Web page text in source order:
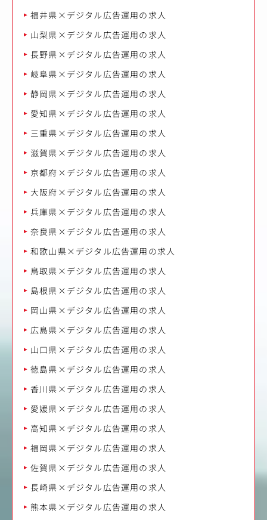
福井県×デジタル広告運用の求人
山梨県×デジタル広告運用の求人
長野県×デジタル広告運用の求人
岐阜県×デジタル広告運用の求人
静岡県×デジタル広告運用の求人
愛知県×デジタル広告運用の求人
三重県×デジタル広告運用の求人
滋賀県×デジタル広告運用の求人
京都府×デジタル広告運用の求人
大阪府×デジタル広告運用の求人
兵庫県×デジタル広告運用の求人
奈良県×デジタル広告運用の求人
和歌山県×デジタル広告運用の求人
鳥取県×デジタル広告運用の求人
島根県×デジタル広告運用の求人
岡山県×デジタル広告運用の求人
広島県×デジタル広告運用の求人
山口県×デジタル広告運用の求人
徳島県×デジタル広告運用の求人
香川県×デジタル広告運用の求人
愛媛県×デジタル広告運用の求人
高知県×デジタル広告運用の求人
福岡県×デジタル広告運用の求人
佐賀県×デジタル広告運用の求人
長崎県×デジタル広告運用の求人
熊本県×デジタル広告運用の求人